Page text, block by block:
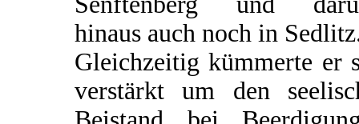
hinaus auch noch in
Gleichzeitig kümmerte er
verstärkt um den